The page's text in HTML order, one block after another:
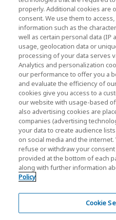
Befektetői Kapcsolatok)
KIOXIA Holdings
Befektetői
Adatvédelmi szabályzat
Cookie Settings
Felhasználási feltételek
Védjegyek
properly. Additional cookies are
consent. We use them to
information such as the
well as certain personal data (IP
usage, geolocation data or
processing of your data serves
Analytics and personalization
our performance to offer you a
and evaluate the efficiency of
cookies give you access to a
our website with usage-based
also advertising cookies are
companies (advertising
your data to create audience
on social media and the
refuse or withdraw your
provided at the bottom of each
along with further information
Policy
Cookie